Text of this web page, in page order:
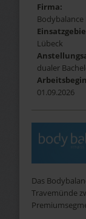
Firma:
Bodybalance
Lübeck
dualer
01.09.2026
Das
Travemünde